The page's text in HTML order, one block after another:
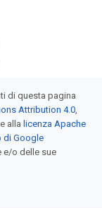
di questa pagina
Attribution 4.0,
alla licenza Apache
di Google
e/o delle sue